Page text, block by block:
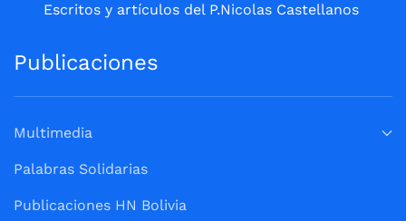
Escritos y artículos del P.Nicolas Castellanos
Publicaciones
Multimedia
Palabras Solidarias
Publicaciones HN Bolivia